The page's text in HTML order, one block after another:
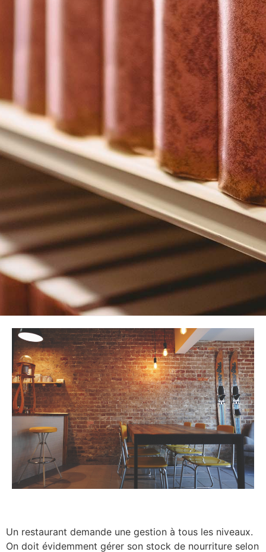
Un restaurant demande une gestion à tous les niveaux.
On doit évidemment gérer son stock de nourriture selon